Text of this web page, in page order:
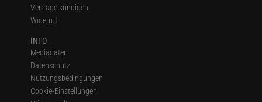
Verträge kündigen
Widerruf
INFO
Mediadaten
Datenschutz
Nutzungsbedingungen
Cookie-Einstellungen